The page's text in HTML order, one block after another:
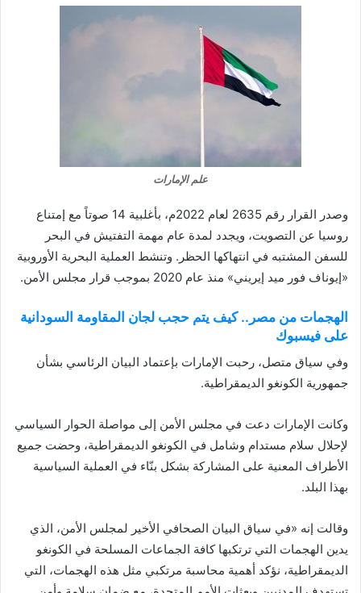
علم الإمارات
وصدر القرار رقم 2635 لعام 2022م، بأغلبية 14 صوتاً مع إمتناع
روسيا عن التصويت، ويجدد لمدة عام مهمة التفتيش في البحر
للسفن المشتبه في انتهاكها الحظر. وتنشط العملية البحرية الأوروبية
«إيوناف فور ميد إيريني» منذ عام 2020 بموجب قرار مجلس الأمن.
الهجمات من مصر.. كيف يتم حجب لجان المقاومة السودانية
على فيسبوك
وفي سياق متصل، رحبت الإمارات بإعتماد البيان الرئاسي بشأن
جمهورية الكونغو الديمقراطية.
وكانت الإمارات دعت في مجلس الأمن إلى مواصلة الحوار السياسي
لإحلال سلام مستدام وشامل في الكونغو الديمقراطية، وحضت جميع
الأطراف المعنية على المشاركة بشكل بنّاء في العملية السياسية
بهذا البلد.
وقالت إنه «في سياق البيان الصحافي الأخير لمجلس الأمن، الذي
يدين الهجمات التي ترتكبها كافة الجماعات المسلحة في الكونغو
الديمقراطية، نؤكد أهمية محاسبة مرتكبي مثل هذه الهجمات، التي